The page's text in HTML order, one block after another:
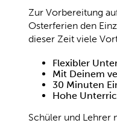
Zur Vorbereitung
Osterferien den
dieser Zeit viele
Flexibler
Mit Deinem
30 Minuten
Hohe
Schüler und Lehrer